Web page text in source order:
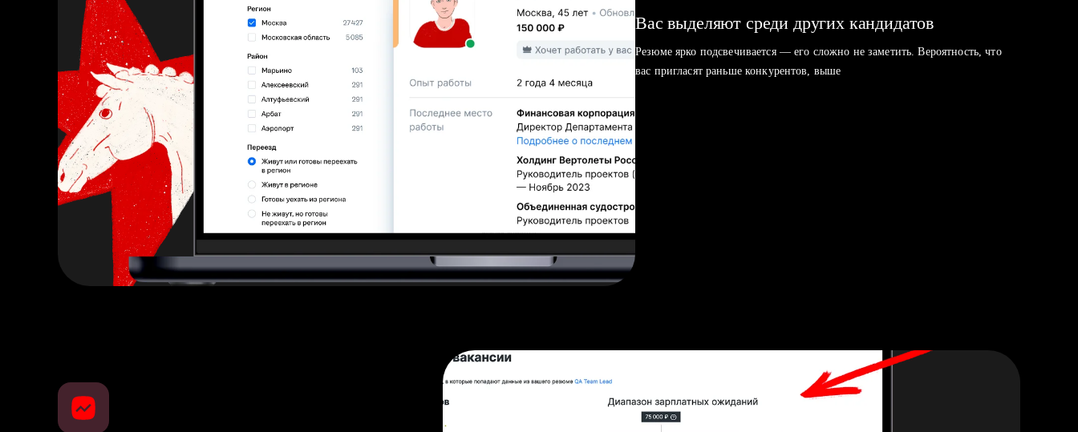
Вас выделяют среди других кандидатов
Резюме ярко подсвечивается — его сложно не заметить. Вероятность, что
вас пригласят раньше конкурентов, выше